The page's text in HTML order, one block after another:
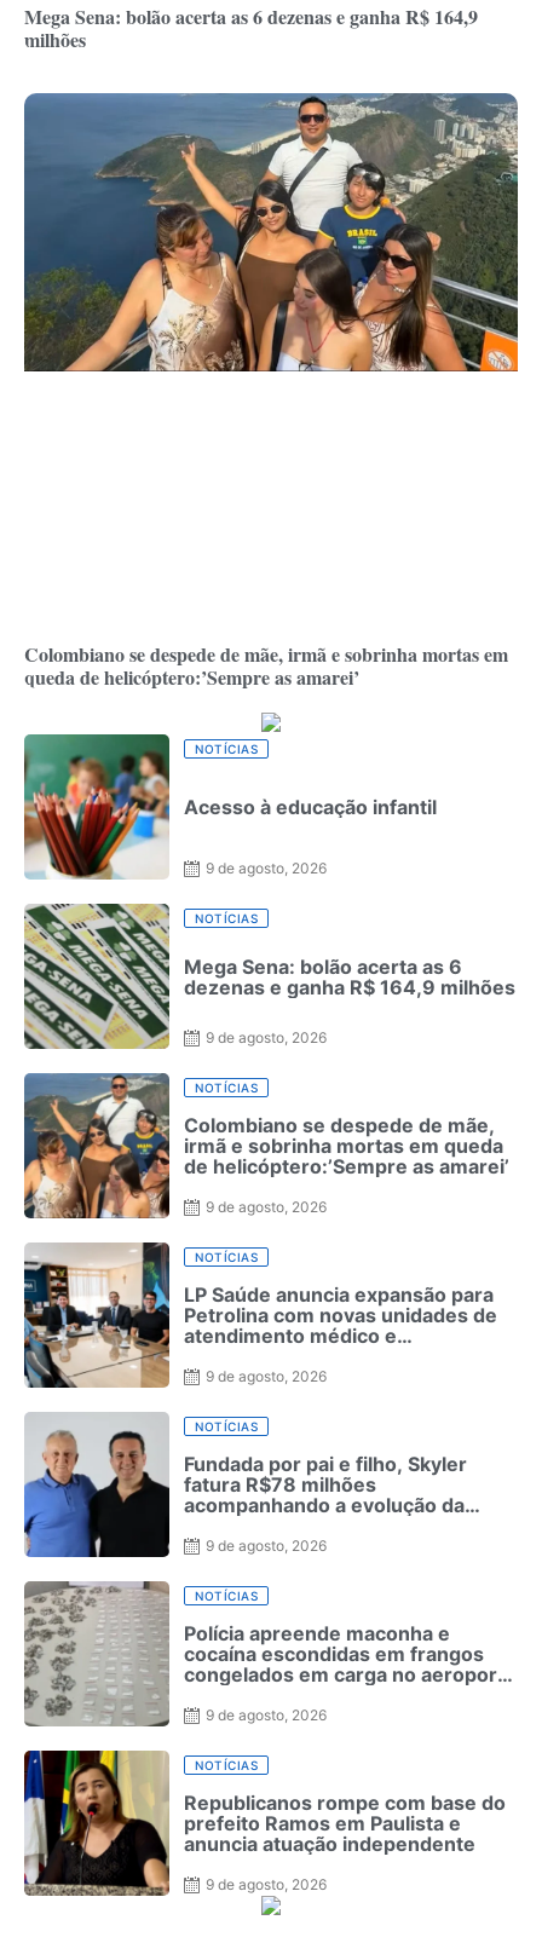
Mega Sena: bolão acerta as 6 dezenas e ganha R$ 164,9
milhões
Colombiano se despede de mãe, irmã e sobrinha mortas em
queda de helicóptero:’Sempre as amarei’
NOTÍCIAS
Acesso à educação infantil
9 de agosto, 2026
NOTÍCIAS
Mega Sena: bolão acerta as 6
dezenas e ganha R$ 164,9 milhões
9 de agosto, 2026
NOTÍCIAS
Colombiano se despede de mãe,
irmã e sobrinha mortas em queda
de helicóptero:’Sempre as amarei’
9 de agosto, 2026
NOTÍCIAS
LP Saúde anuncia expansão para
Petrolina com novas unidades de
atendimento médico e
9 de agosto, 2026
NOTÍCIAS
Fundada por pai e filho, Skyler
fatura R$78 milhões
acompanhando a evolução da
9 de agosto, 2026
NOTÍCIAS
Polícia apreende maconha e
cocaína escondidas em frangos
congelados em carga no aeroporto
9 de agosto, 2026
NOTÍCIAS
Republicanos rompe com base do
prefeito Ramos em Paulista e
anuncia atuação independente
9 de agosto, 2026